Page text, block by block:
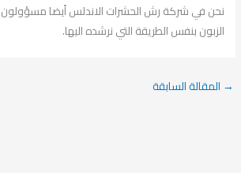
نحن في شركة رش الحشرات الاندلس أيضا
الزبون بنفس الطريقة التي نرشده اليها.
→ المقالة السابقة